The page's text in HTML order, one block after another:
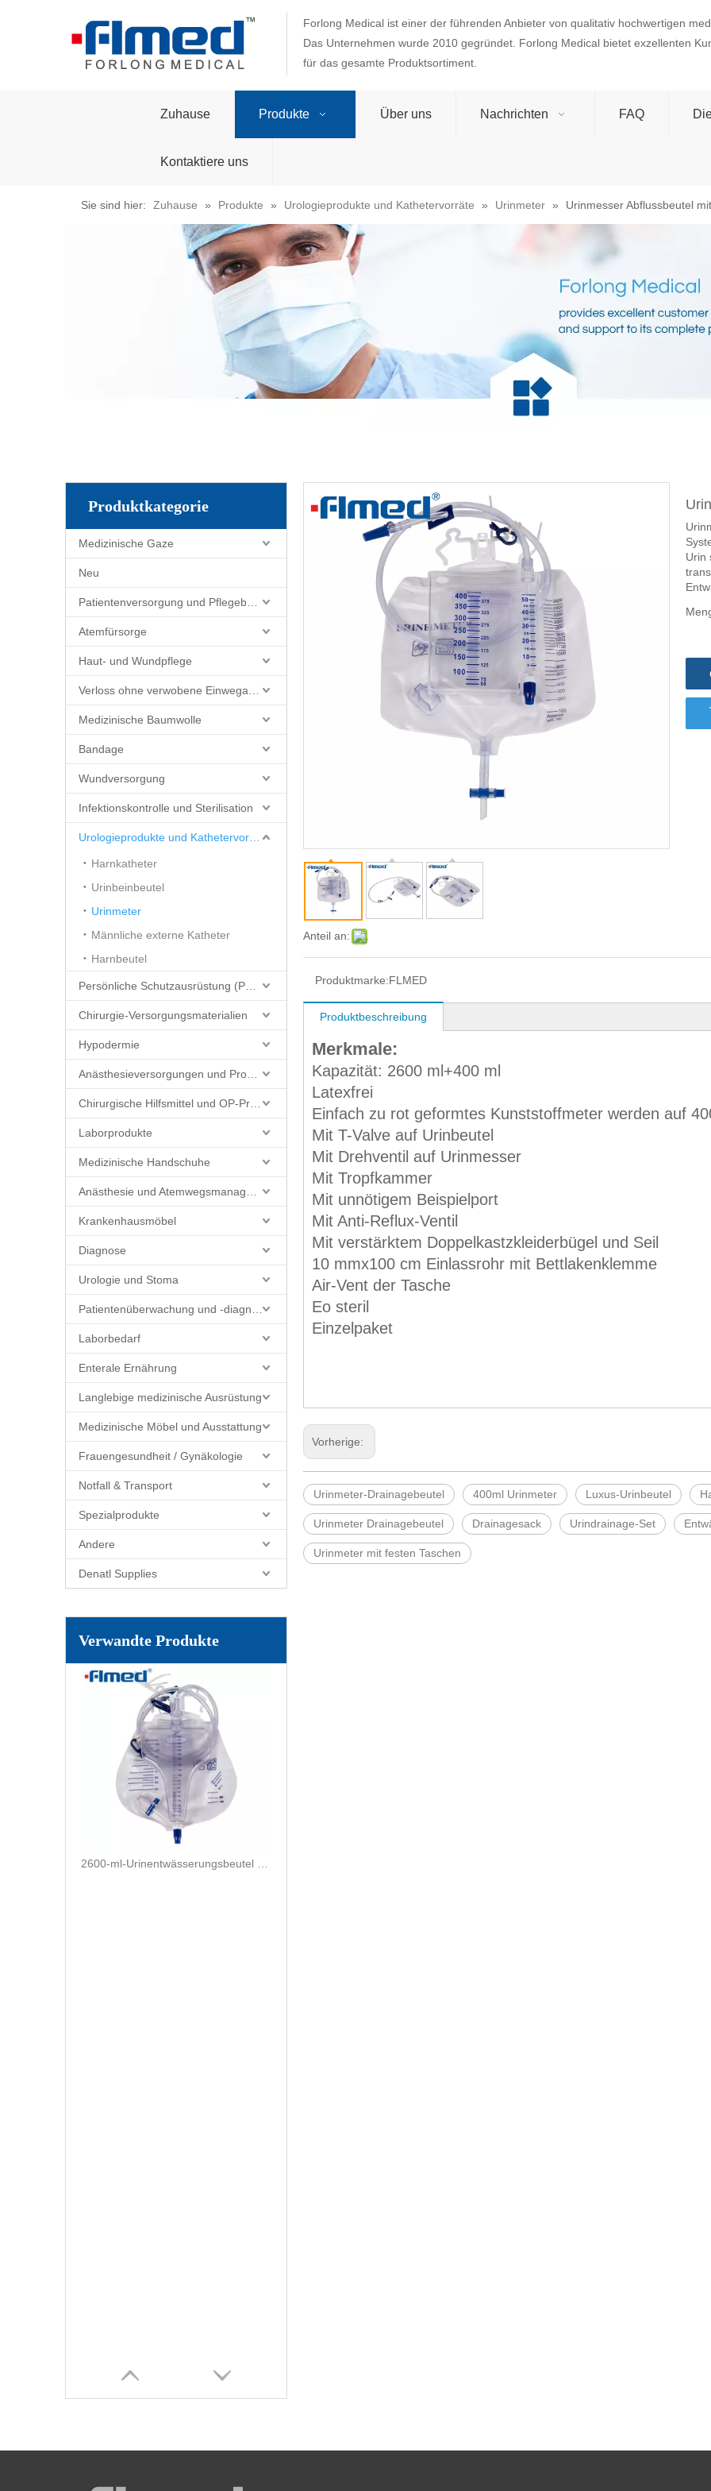
Forlong Medical ist einer der führenden Anbieter von qualitativ hochwertigen
Das Unternehmen wurde 2010 gegründet. Forlong Medical bietet exzellenten
für das gesamte Produktsortiment.
Zuhause Produkte Über uns Nachrichten FAQ
Kontaktiere uns
Sie sind hier: Zuhause » Produkte » Urologieprodukte und Kathetervorräte » Urinmeter » Urinmesser Abflussbeutel
Produktkategorie
Medizinische Gaze
Neu
Atemfürsorge
Haut- und Wundpflege
Medizinische Baumwolle
Bandage
Wundversorgung
Infektionskontrolle und Sterilisation
Harnkatheter
Urinbeinbeutel
Urinmeter
Männliche externe Katheter
Harnbeutel
Chirurgie-Versorgungsmaterialien
Hypodermie
Laborprodukte
Medizinische Handschuhe
Krankenhausmöbel
Diagnose
Urologie und Stoma
Laborbedarf
Enterale Ernährung
Langlebige medizinische Ausrüstung
Medizinische Möbel und Ausstattung
Frauengesundheit / Gynäkologie
Notfall & Transport
Spezialprodukte
Andere
Denatl Supplies
Verwandte Produkte
Anteil an:
Urin
Produktmarke:FLMED
Produktbeschreibung
Merkmale:
Kapazität: 2600 ml+400 ml
Latexfrei
Einfach zu rot geformtes Kunststoffmeter werden auf
Mit T-Valve auf Urinbeutel
Mit Drehventil auf Urinmesser
Mit Tropfkammer
Mit unnötigem Beispielport
Mit Anti-Reflux-Ventil
Mit verstärktem Doppelkastzkleiderbügel und Seil
10 mmx100 cm Einlassrohr mit Bettlakenklemme
Air-Vent der Tasche
Eo steril
Einzelpaket
Vorherige:
Urinmeter-Drainagebeutel 400ml Urinmeter Luxus-Urinbeutel
Urinmeter Drainagebeutel Drainagesack Urindrainage-Set
Urinmeter mit festen Taschen